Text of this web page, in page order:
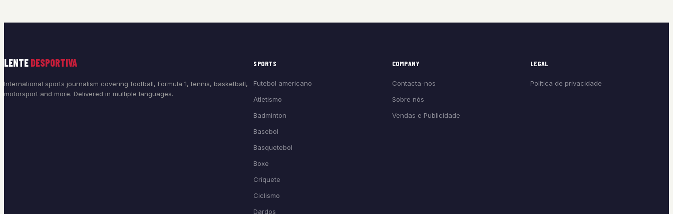
LENTE DESPORTIVA
International sports journalism covering football, Formula 1, tennis, basketball,
motorsport and more. Delivered in multiple languages.
SPORTS
Futebol americano
Atletismo
Badminton
Basebol
Basquetebol
Boxe
Críquete
Ciclismo
Dardos
COMPANY
Contacta-nos
Sobre nós
Vendas e Publicidade
LEGAL
Política de privacidade